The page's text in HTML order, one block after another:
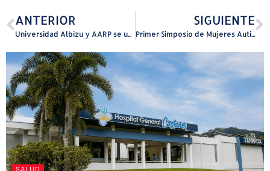
ANTERIOR
Universidad Albizu y AARP se unen para fortalecer el envejecimiento saludable y la salud cerebral en la Isla
SIGUIENTE
Primer Simposio de Mujeres Autistas en Puerto Rico y el Caribe abordará el diagnóstico tardío y la falta de servicios accesibles